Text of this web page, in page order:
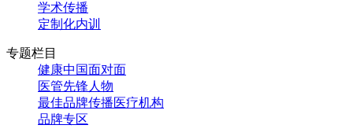
学术传播
定制化内训
专题栏目
健康中国面对面
医管先锋人物
最佳品牌传播医疗机构
品牌专区